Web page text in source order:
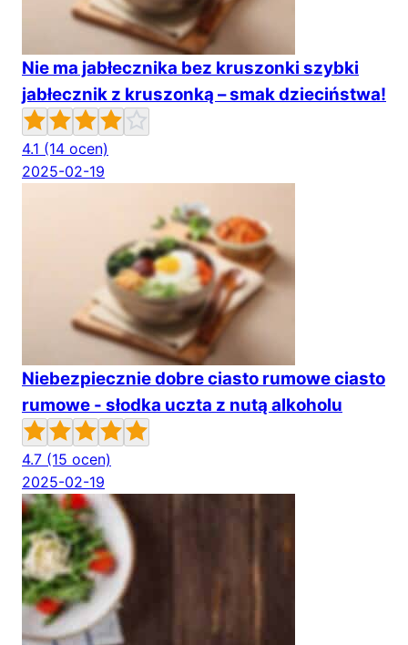
Nie ma jabłecznika bez kruszonki szybki
jabłecznik z kruszonką – smak dzieciństwa!
4.1 (14 ocen)
2025-02-19
Niebezpiecznie dobre ciasto rumowe ciasto
rumowe - słodka uczta z nutą alkoholu
4.7 (15 ocen)
2025-02-19